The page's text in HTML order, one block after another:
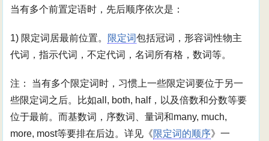
当有多个前置定语时，先后顺序依次是：
1) 限定词居最前位置。 限定词包括冠词，形容词性物主
代词，指示代词，不定代词，名词所有格，数词等。
注： 当有多个限定词时，习惯上一些限定词要位于另一
些限定词之后。比如all, both, half，以及倍数和分数等要
位于最前。而基数词，序数词、量词和many, much,
more, most等要排在后边。详见《限定词的顺序》一